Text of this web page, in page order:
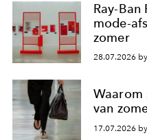
Ray-Ban
mode-
zomer
28.07.2026
Waarom
van
17.07.2026